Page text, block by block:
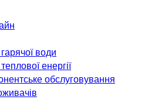
води
енергії
обслуговування